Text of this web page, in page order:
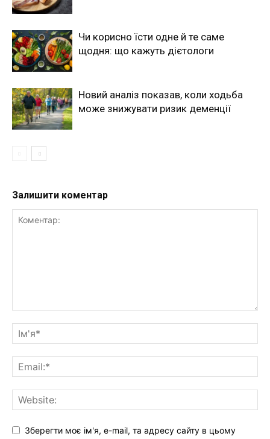
Чи корисно їсти одне й те саме
щодня: що кажуть дієтологи
Новий аналіз показав, коли ходьба
може знижувати ризик деменції
Залишити коментар
Зберегти моє ім'я, e-mail, та адресу сайту в цьому